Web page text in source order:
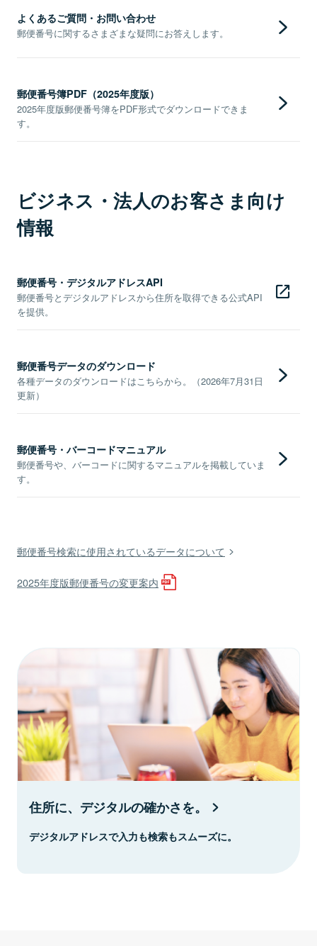
よくあるご質問・お問い合わせ
郵便番号に関するさまざまな疑問にお答えします。
郵便番号簿PDF（2025年度版）
2025年度版郵便番号簿をPDF形式でダウンロードできま
す。
ビジネス・法人のお客さま向け
情報
郵便番号・デジタルアドレスAPI
郵便番号とデジタルアドレスから住所を取得できる公式API
を提供。
郵便番号データのダウンロード
各種データのダウンロードはこちらから。（2026年7月31日
更新）
郵便番号・バーコードマニュアル
郵便番号や、バーコードに関するマニュアルを掲載していま
す。
郵便番号検索に使用されているデータについて
2025年度版郵便番号の変更案内
住所に、デジタルの確かさを。
デジタルアドレスで入力も検索もスムーズに。